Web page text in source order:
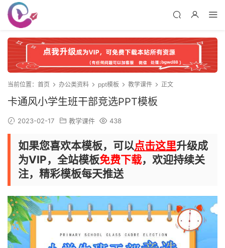
当前位置： 首页 办公类资料 ppt模板 教学课件 正文
卡通风小学生班干部竞选PPT模板
2023-02-17 教学课件 438
如果您喜欢本模板，可以点击这里升级成
为VIP，全站模板免费下载，欢迎持续关
注，精彩模板每天推送